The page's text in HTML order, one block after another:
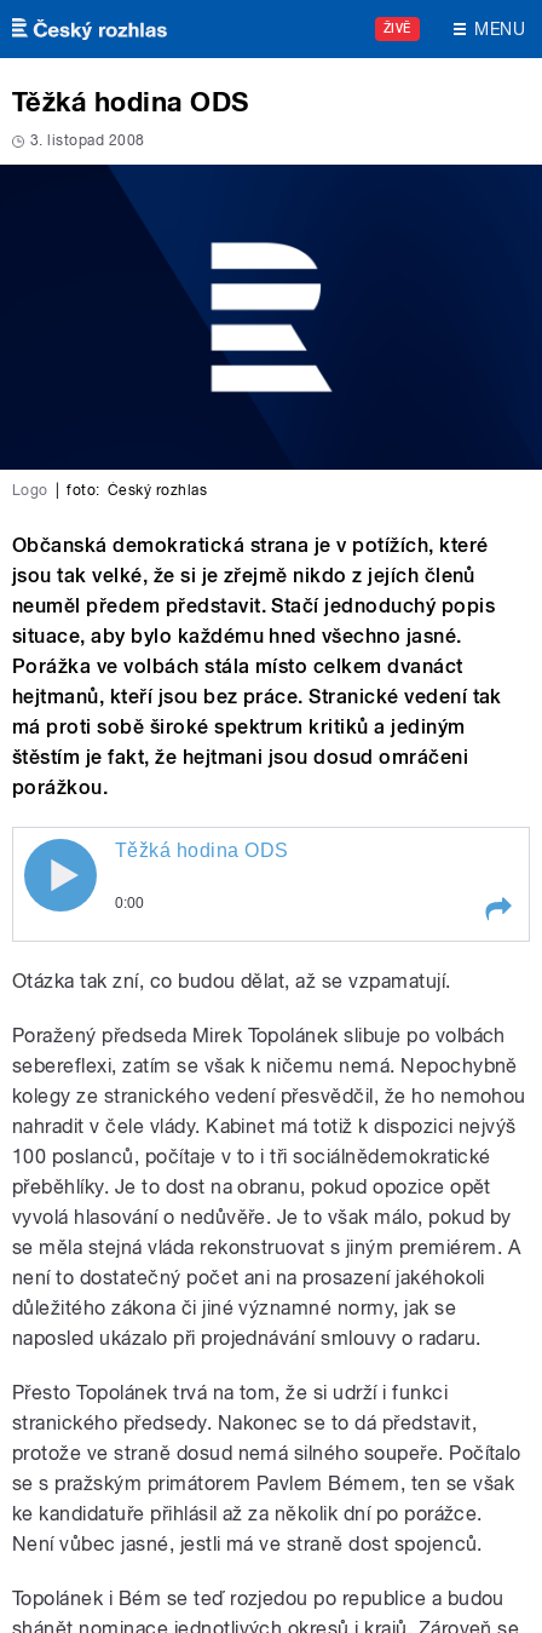
Přejít k hlavnímu obsahu
ŽIVĚ MENU
Těžká hodina ODS
3. listopad 2008
Logo foto: Český rozhlas
Občanská demokratická strana je v potížích, které
jsou tak velké, že si je zřejmě nikdo z jejích členů
neuměl předem představit. Stačí jednoduchý popis
situace, aby bylo každému hned všechno jasné.
Porážka ve volbách stála místo celkem dvanáct
hejtmanů, kteří jsou bez práce. Stranické vedení tak
má proti sobě široké spektrum kritiků a jediným
štěstím je fakt, že hejtmani jsou dosud omráčeni
porážkou.
pause
Těžká hodina ODS
0:00
Otázka tak zní, co budou dělat, až se vzpamatují.
Poražený předseda Mirek Topolánek slibuje po volbách
sebereflexi, zatím se však k ničemu nemá. Nepochybně
kolegy ze stranického vedení přesvědčil, že ho nemohou
nahradit v čele vlády. Kabinet má totiž k dispozici nejvýš
100 poslanců, počítaje v to i tři sociálnědemokratické
přeběhlíky. Je to dost na obranu, pokud opozice opět
vyvolá hlasování o nedůvěře. Je to však málo, pokud by
se měla stejná vláda rekonstruovat s jiným premiérem. A
není to dostatečný počet ani na prosazení jakéhokoli
důležitého zákona či jiné významné normy, jak se
naposled ukázalo při projednávání smlouvy o radaru.
Přesto Topolánek trvá na tom, že si udrží i funkci
stranického předsedy. Nakonec se to dá představit,
protože ve straně dosud nemá silného soupeře. Počítalo
se s pražským primátorem Pavlem Bémem, ten se však
ke kandidatuře přihlásil až za několik dní po porážce.
Není vůbec jasné, jestli má ve straně dost spojenců.
Topolánek i Bém se teď rozjedou po republice a budou